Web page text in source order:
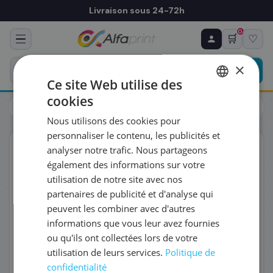
Livraison sous 24-72h
🛒
0
♡
Toners
Brother
ORIGINAL
♻ COMMANDE RÉCURRENTE
Prévoyez & économisez
Programmez votre prochain achat — notre équipe
vous prépare un devis personnalisé
RÉFÉRENCE DU PRODUIT
FRÉQUENCE
QUANTITÉ PAR LIVRAISON
DATE DE PREMIÈRE LIVRAISON SOUHAITÉE
×
Ce site Web utilise des
cookies
Nous utilisons des cookies pour
personnaliser le contenu, les publicités et
analyser notre trafic. Nous partageons
également des informations sur votre
utilisation de notre site avec nos
partenaires de publicité et d'analyse qui
peuvent les combiner avec d'autres
informations que vous leur avez fournies
ou qu'ils ont collectées lors de votre
utilisation de leurs services. Politique de
confidentialité